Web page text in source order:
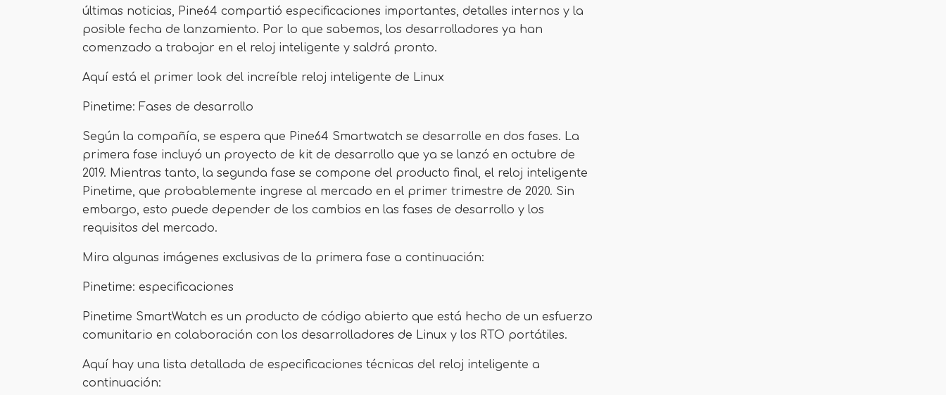
últimas noticias, Pine64 compartió especificaciones importantes, detalles internos y la
posible fecha de lanzamiento. Por lo que sabemos, los desarrolladores ya han
comenzado a trabajar en el reloj inteligente y saldrá pronto.
Aquí está el primer look del increíble reloj inteligente de Linux
Pinetime: Fases de desarrollo
Según la compañía, se espera que Pine64 Smartwatch se desarrolle en dos fases. La
primera fase incluyó un proyecto de kit de desarrollo que ya se lanzó en octubre de
2019. Mientras tanto, la segunda fase se compone del producto final, el reloj inteligente
Pinetime, que probablemente ingrese al mercado en el primer trimestre de 2020. Sin
embargo, esto puede depender de los cambios en las fases de desarrollo y los
requisitos del mercado.
Mira algunas imágenes exclusivas de la primera fase a continuación:
Pinetime: especificaciones
Pinetime SmartWatch es un producto de código abierto que está hecho de un esfuerzo
comunitario en colaboración con los desarrolladores de Linux y los RTO portátiles.
Aquí hay una lista detallada de especificaciones técnicas del reloj inteligente a
continuación: